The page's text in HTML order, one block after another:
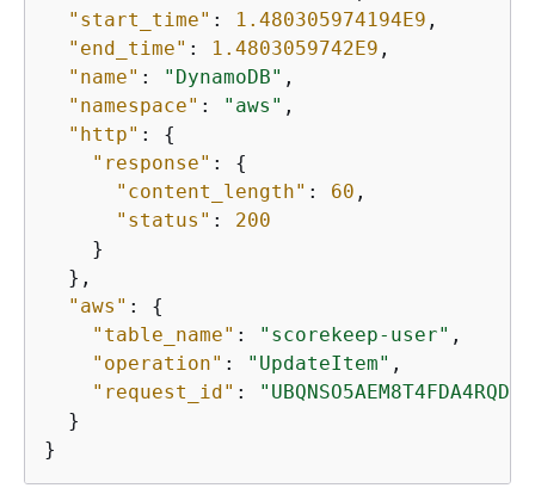
"start_time" : 1.480305974194E9 ,
"end_time" : 1.4803059742E9 ,
"name" : "DynamoDB" ,
"namespace" : "aws" ,
"http" : {
"response" : {
"content_length" : 60 ,
"status" : 200
    }
  },
"aws" : {
"table_name" : "scorekeep-user" ,
"operation" : "UpdateItem" ,
"request_id" :
  }
}